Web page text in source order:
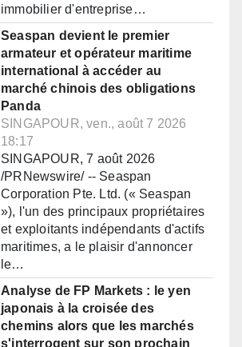
immobilier d'entreprise…
Seaspan devient le premier
armateur et opérateur maritime
international à accéder au
marché chinois des obligations
Panda
SINGAPOUR, ven., août 7 2026
18:17
SINGAPOUR, 7 août 2026
/PRNewswire/ -- Seaspan
Corporation Pte. Ltd. (« Seaspan
»), l'un des principaux propriétaires
et exploitants indépendants d'actifs
maritimes, a le plaisir d'annoncer
le…
Analyse de FP Markets : le yen
japonais à la croisée des
chemins alors que les marchés
s'interrogent sur son prochain